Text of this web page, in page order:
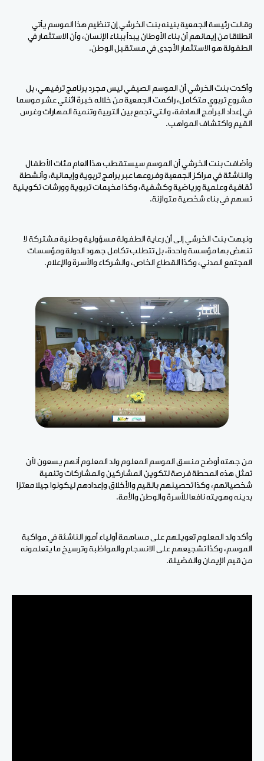
وقالت رئيسة الجمعية بنينه بنت الخرشي إن تنظيم هذا الموسم يأتي
انطلاقا من إيمانهم أن بناء الأوطان يبدأ ببناء الإنسان، وأن الاستثمار في
الطفولة هو الاستثمار الأجدى في مستقبل الوطن.
وأكدت بنت الخرشي أن الموسم الصيفي ليس مجرد برنامج ترفيهي، بل
مشروع تربوي متكامل، راكمت الجمعية من خلاله خبرة اثنتي عشر موسما
في إعداد البرامج الهادفة، والتي تجمع بين التربية وتنمية المهارات وغرس
القيم واكتشاف المواهب.
وأضافت بنت الخرشي أن الموسم سيستقطب هذا العام مئات الأطفال
والناشئة في مراكز الجمعية وفروعها عبر برامج تربوية وإيمانية، وأنشطة
ثقافية وعلمية ورياضية وكشفية، وكذا مخيمات تربوية وورشات تكوينية
تسهم في بناء شخصية متوازنة.
ونبهت بنت الخرشي إلى أن رعاية الطفولة مسؤولية وطنية مشتركة لا
تنهض بها مؤسسة واحدة، بل تتطلب تكامل جهود الدولة ومؤسسات
المجتمع المدني، وكذا القطاع الخاص، والشركاء والأسرة والإعلام.
من جهته أوضح منسق الموسم المعلوم ولد المعلوم أنهم يسعون لأن
تمثل هذه المحطة فرصة لتكوين المشاركين والمشاركات وتنمية
شخصياتهم، وكذا تحصينهم بالقيم والأخلاق وإعدادهم ليكونوا جيلا معتزا
بدينه وهويته نافعا للأسرة والوطن والأمة.
وأكد ولد المعلوم تعويلهم على مساهمة أولياء أمور الناشئة في مواكبة
الموسم، وكذا تشجيعهم على الانسجام والمواظبة وترسيخ ما يتعلمونه
من قيم الإيمان والفضيلة.